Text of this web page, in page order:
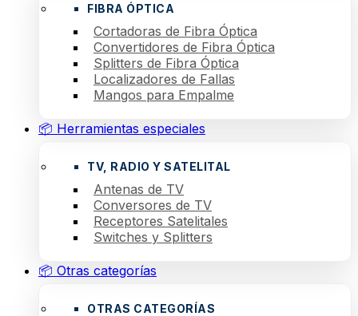
FIBRA ÓPTICA
Cortadoras de Fibra Óptica
Convertidores de Fibra Óptica
Splitters de Fibra Óptica
Localizadores de Fallas
Mangos para Empalme
📦 Herramientas especiales
TV, RADIO Y SATELITAL
Antenas de TV
Conversores de TV
Receptores Satelitales
Switches y Splitters
📦 Otras categorías
OTRAS CATEGORÍAS